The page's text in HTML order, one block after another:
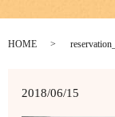
HOME
2018/06/15